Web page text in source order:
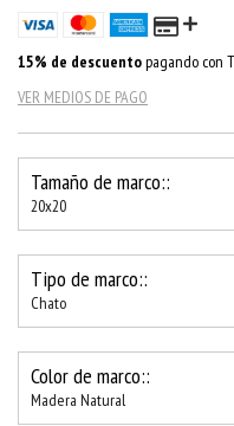
15% de descuentopagando con
VER MEDIOS DE PAGO
Tamaño de marco::
20x20
Tipo de marco::
Chato
Color de marco::
Madera Natural